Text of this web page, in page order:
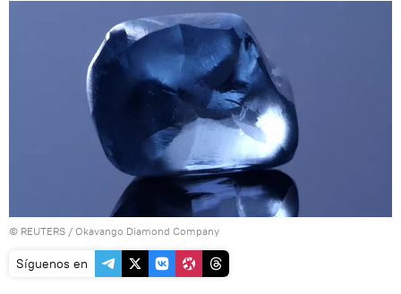
© REUTERS / Okavango Diamond Company
Síguenos en